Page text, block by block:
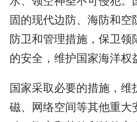
固的现代边防、海防和空
防卫和管理措施，保卫领
的安全，维护国家海洋权
国家采取必要的措施，维
磁、网络空间等其他重大